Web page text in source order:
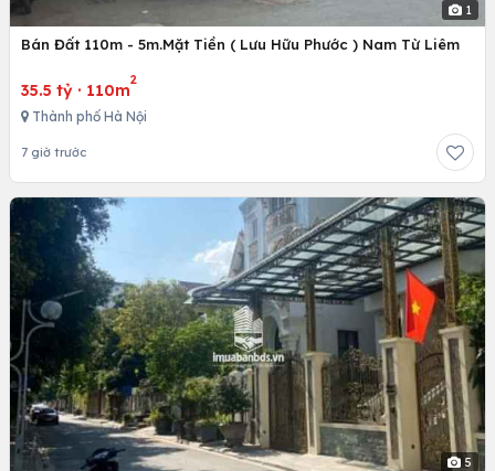
1
Bán Đất 110m - 5m.Mặt Tiền ( Lưu Hữu Phước ) Nam Từ Liêm
35.5 tỷ · 110m
2
Thành phố Hà Nội
7 giờ trước
5